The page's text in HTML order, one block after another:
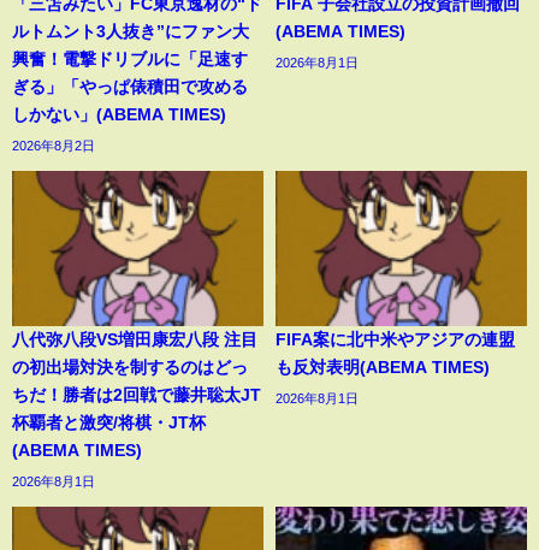
「三笘みたい」FC東京逸材の“ド
ルトムント3人抜き”にファン大
興奮！電撃ドリブルに「足速す
ぎる」「やっぱ俵積田で攻める
しかない」(ABEMA TIMES)
2026年8月2日
FIFA 子会社設立の投資計画撤回
(ABEMA TIMES)
2026年8月1日
八代弥八段VS増田康宏八段 注目
の初出場対決を制するのはどっ
ちだ！勝者は2回戦で藤井聡太JT
杯覇者と激突/将棋・JT杯
(ABEMA TIMES)
2026年8月1日
FIFA案に北中米やアジアの連盟
も反対表明(ABEMA TIMES)
2026年8月1日